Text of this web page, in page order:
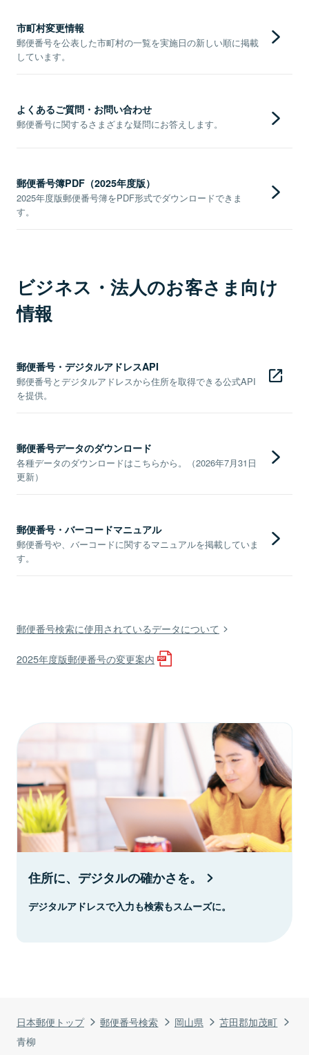
日本郵便トップ 郵便番号検索 岡山県
苫田郡加茂町
青柳
市町村変更情報
郵便番号を公表した市町村の一覧を実施日の新しい順に掲載
しています。
よくあるご質問・お問い合わせ
郵便番号に関するさまざまな疑問にお答えします。
郵便番号簿PDF（2025年度版）
2025年度版郵便番号簿をPDF形式でダウンロードできま
す。
ビジネス・法人のお客さま向け
情報
郵便番号・デジタルアドレスAPI
郵便番号とデジタルアドレスから住所を取得できる公式API
を提供。
郵便番号データのダウンロード
各種データのダウンロードはこちらから。（2026年7月31日
更新）
郵便番号・バーコードマニュアル
郵便番号や、バーコードに関するマニュアルを掲載していま
す。
郵便番号検索に使用されているデータについて
2025年度版郵便番号の変更案内
住所に、デジタルの確かさを。
デジタルアドレスで入力も検索もスムーズに。